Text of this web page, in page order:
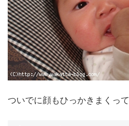
ついでに顔もひっかきまくって